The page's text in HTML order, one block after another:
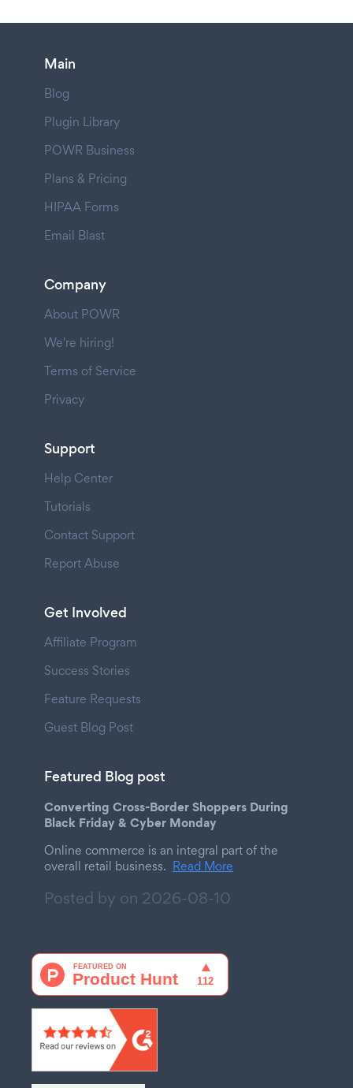
Main
Blog
Plugin Library
POWR Business
Plans & Pricing
HIPAA Forms
Email Blast
Company
About POWR
We're hiring!
Terms of Service
Privacy
Support
Help Center
Tutorials
Contact Support
Report Abuse
Get Involved
Affiliate Program
Success Stories
Feature Requests
Guest Blog Post
Featured Blog post
Converting Cross-Border Shoppers During
Black Friday & Cyber Monday
Online commerce is an integral part of the
overall retail business. Read More
Posted by on 2026-08-10